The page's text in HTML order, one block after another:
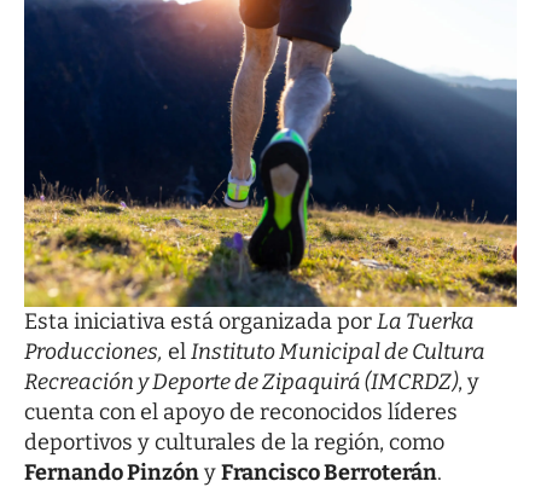
Esta iniciativa está organizada porLa Tuerka
Producciones, elInstituto Municipal de Cultura
Recreación y Deporte de Zipaquirá (IMCRDZ), y
cuenta con el apoyo de reconocidos líderes
deportivos y culturales de la región, como
Fernando PinzónyFrancisco Berroterán.